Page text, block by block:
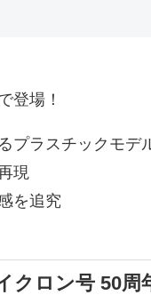
登場！
プラスチックモデ
現
を追究
クロン号 50周